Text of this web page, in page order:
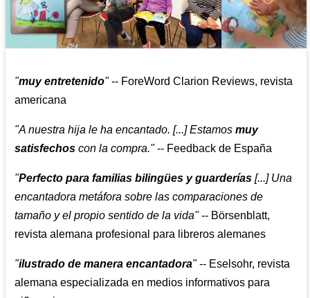
"muy entretenido"-- ForeWord Clarion Reviews, revista
americana
"A nuestra hija le ha encantado. [...] Estamosmuy
satisfechos con la compra."-- Feedback de España
"Perfecto para familias bilingües y guarderías [...] Una
encantadora metáfora sobre las comparaciones de
tamaño y el propio sentido de la vida"-- Börsenblatt,
revista alemana profesional para libreros alemanes
"ilustrado de manera encantadora"-- Eselsohr, revista
alemana especializada en medios informativos para